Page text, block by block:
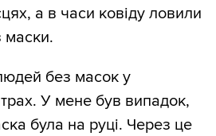
а в часи ковіду ловили
маски.
без масок у
У мене був випадок,
була на руці. Через це